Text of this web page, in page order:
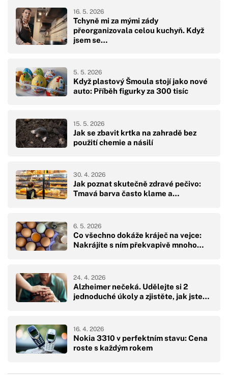
Tchyně mi za mými zády
přeorganizovala celou kuchyň. Když
jsem se…
16. 5. 2026
Když plastový Šmoula stojí jako nové
auto: Příběh figurky za 300 tisíc
5. 5. 2026
Jak se zbavit krtka na zahradě bez
použití chemie a násilí
15. 5. 2026
Jak poznat skutečně zdravé pečivo:
Tmavá barva často klame a…
30. 4. 2026
Co všechno dokáže kráječ na vejce:
Nakrájíte s ním překvapivě mnoho…
6. 5. 2026
Alzheimer nečeká. Udělejte si 2
jednoduché úkoly a zjistěte, jak jste…
24. 4. 2026
Nokia 3310 v perfektním stavu: Cena
roste s každým rokem
16. 4. 2026